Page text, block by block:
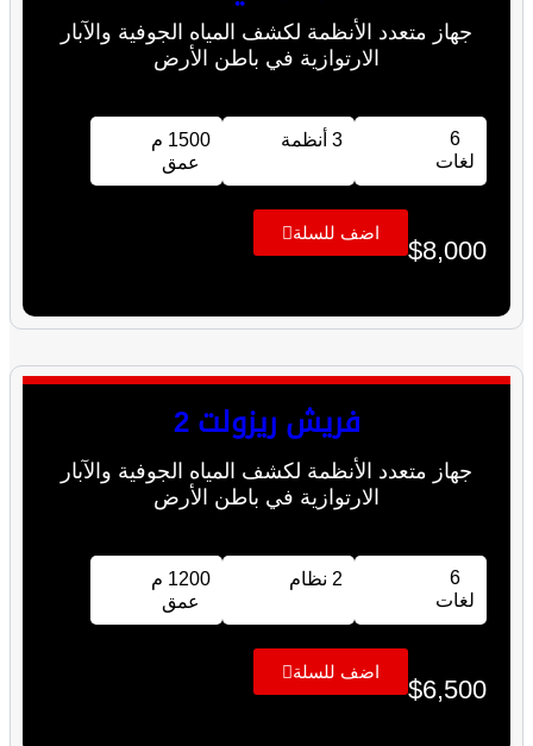
جهاز متعدد الأنظمة لكشف المياه الجوفية والآبار
الارتوازية في باطن الأرض
6
لغات
3 أنظمة
1500 م
عمق
$8,000
اضف للسلة
فريش ريزولت 2
جهاز متعدد الأنظمة لكشف المياه الجوفية والآبار
الارتوازية في باطن الأرض
6
لغات
2 نظام
1200 م
عمق
$6,500
اضف للسلة